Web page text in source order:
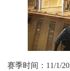
赛季时间：11/1/